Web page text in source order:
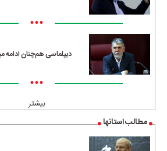
•••
دیپلماسی هم‌چنان ادامه
•••
بیشتر
مطالب استانها